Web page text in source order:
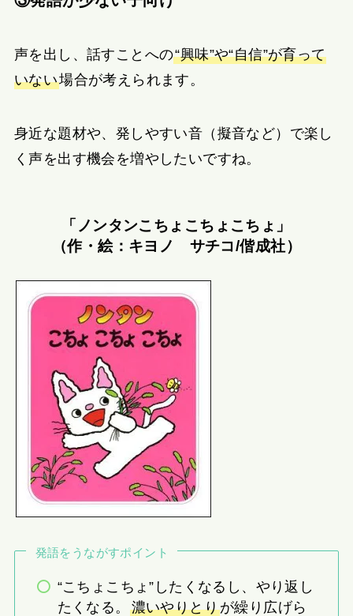
声を出し、話すことへの“興味”や“自信”が育って
いない場合が考えられます。
身近な題材や、発しやすい音（擬音など）で楽し
く声を出す機会を増やしたいですね。
「ノンタンこちょこちょこちょ」
（作・絵：キヨノ サチコ/偕成社）
発語をうながすポイント
“こちょこちょ”したくなるし、やり返し
たくなる。 濃いやりとりが繰り広げら